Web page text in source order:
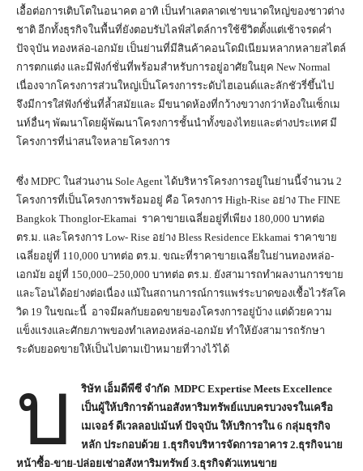
เอื้อต่อการเติบโตในอนาคต อาทิ เป็นทำเลตลาดเช่าขนาดใหญ่ของชาวต่าง
ชาติ อีกทั้งธุรกิจในพื้นที่ยังตอบรับไลฟ์สไตล์การใช้ชีวิตตั้งแต่เช้าจรดค่ำ
ปัจจุบัน ทองหล่อ-เอกมัย เป็นย่านที่มีสินค้าคอนโดมิเนียมหลากหลายสไตล์
การตกแต่ง และมีฟังก์ชั่นที่พร้อมสำหรับการอยู่อาศัยในยุค New Normal
เนื่องจากโครงการส่วนใหญ่เป็นโครงการระดับไฮเอนด์และลักชัวรี่ขึ้นไป
จึงมีการใส่ฟังก์ชั่นที่ล้ำสมัยและ มีขนาดห้องที่กว้างขวางกว่าห้องในเซ็กเม
นท์อื่นๆ พัฒนาโดยผู้พัฒนาโครงการชั้นนำทั้งของไทยและต่างประเทศ มี
โครงการที่น่าสนใจหลายโครงการ
ซึ่ง MDPC ในส่วนงาน Sole Agent ได้บริหารโครงการอยู่ในย่านนี้จำนวน 2
โครงการที่เป็นโครงการพร้อมอยู่ คือ โครงการ High-Rise อย่าง The FINE
Bangkok Thonglor-Ekamai ราคาขายเฉลี่ยอยู่ที่เพียง 180,000 บาทต่อ
ตร.ม. และโครงการ Low- Rise อย่าง Bless Residence Ekkamai ราคาขาย
เฉลี่ยอยู่ที่ 110,000 บาทต่อ ตร.ม. ขณะที่ราคาขายเฉลี่ยในย่านทองหล่อ-
เอกมัย อยู่ที่ 150,000–250,000 บาทต่อ ตร.ม. ยังสามารถทำผลงานการขาย
และโอนได้อย่างต่อเนื่อง แม้ในสถานการณ์การแพร่ระบาดของเชื้อไวรัสโค
วิด 19 ในขณะนี้ อาจมีผลกับยอดขายของโครงการอยู่บ้าง แต่ด้วยความ
แข็งแรงและศักยภาพของทำเลทองหล่อ-เอกมัย ทำให้ยังสามารถรักษา
ระดับยอดขายให้เป็นไปตามเป้าหมายที่วางไว้ได้
บ ริษัท เอ็มดีพีซี จำกัด MDPC Expertise Meets Excellence
เป็นผู้ให้บริการด้านอสังหาริมทรัพย์แบบครบวงจรในเครือ
เมเจอร์ ดีเวลลอปเม้นท์ ปัจจุบัน ให้บริการใน 6 กลุ่มธุรกิจ
หลัก ประกอบด้วย 1.ธุรกิจบริหารจัดการอาคาร 2.ธุรกิจนาย
หน้าซื้อ-ขาย-ปล่อยเช่าอสังหาริมทรัพย์ 3.ธุรกิจตัวแทนขาย